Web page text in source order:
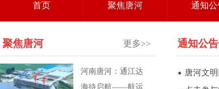
首页 聚焦唐河 通知
通知公告
唐河文
聚焦唐河 更多>>
河南唐河：通江达
海待启航——航运